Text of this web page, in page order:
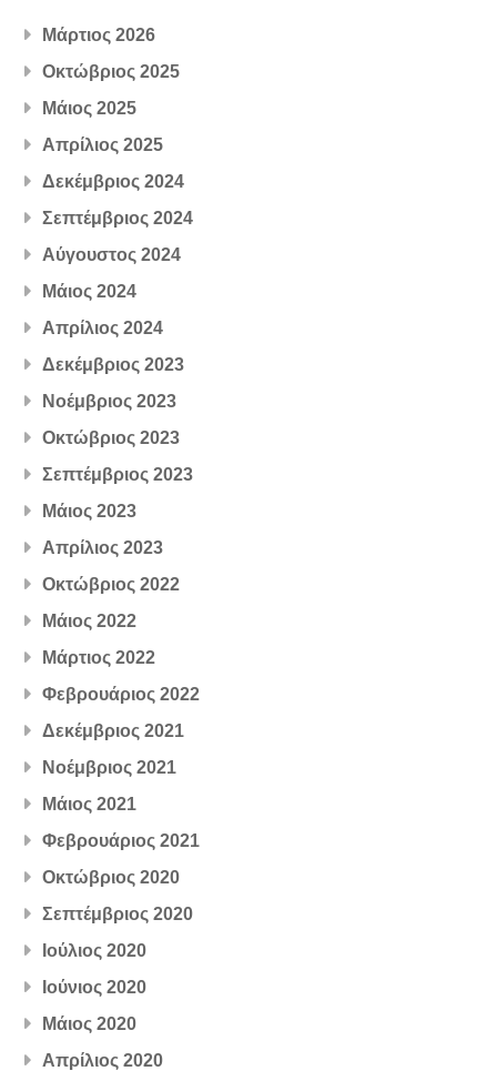
Μάρτιος 2026
Οκτώβριος 2025
Μάιος 2025
Απρίλιος 2025
Δεκέμβριος 2024
Σεπτέμβριος 2024
Αύγουστος 2024
Μάιος 2024
Απρίλιος 2024
Δεκέμβριος 2023
Νοέμβριος 2023
Οκτώβριος 2023
Σεπτέμβριος 2023
Μάιος 2023
Απρίλιος 2023
Οκτώβριος 2022
Μάιος 2022
Μάρτιος 2022
Φεβρουάριος 2022
Δεκέμβριος 2021
Νοέμβριος 2021
Μάιος 2021
Φεβρουάριος 2021
Οκτώβριος 2020
Σεπτέμβριος 2020
Ιούλιος 2020
Ιούνιος 2020
Μάιος 2020
Απρίλιος 2020